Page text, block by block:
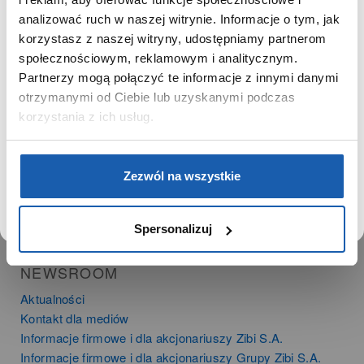
analizować ruch w naszej witrynie. Informacje o tym, jak
korzystasz z naszej witryny, udostępniamy partnerom
społecznościowym, reklamowym i analitycznym.
Partnerzy mogą połączyć te informacje z innymi danymi
otrzymanymi od Ciebie lub uzyskanymi podczas
korzystania z ich usług.
Zezwól na wszystkie
Spersonalizuj
PRODUKTY
Zegarki
Instrumenty muzyczne
Kalkulatory
SIECI SPRZEDAŻY
Salony muzyczne Riff
NEWSROOM
Aktualności
Kontakt dla mediów
Informacje firmowe i dla akcjonariuszy Zibi S.A.
Informacje firmowe i dla akcjonariuszy Grupy Zibi S.A.
SZANOWNA UŻYTKOWNICZKO
Używamy plików cookie w celach analitycznych,
statystycznych i marketingowych, w tym aby analizować
ruch w tej witrynie, optymalizować jej działanie oraz
zapamiętywać Twoje preferencje.